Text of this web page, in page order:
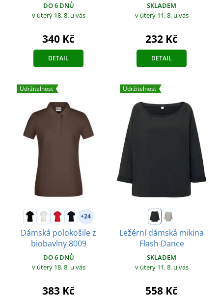
DO 6 DNŮ
v úterý 18. 8. u vás
340 Kč
DETAIL
SKLADEM
v úterý 11. 8. u vás
232 Kč
DETAIL
Udržitelnost
+24
Dámská polokošile z
biobavlny 8009
DO 6 DNŮ
v úterý 18. 8. u vás
383 Kč
Udržitelnost
Ležérní dámská mikina
Flash Dance
SKLADEM
v úterý 11. 8. u vás
558 Kč